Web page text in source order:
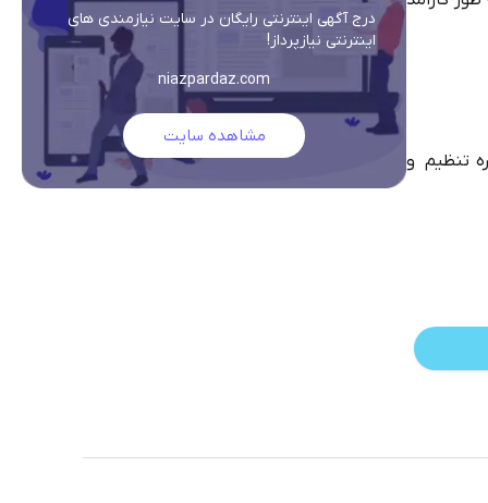
تنظیم و
درج آگهی اینترنتی رایگان در سایت نیازمندی های
اینترنتی نیازپرداز!
niazpardaz.com
مشاهده سایت